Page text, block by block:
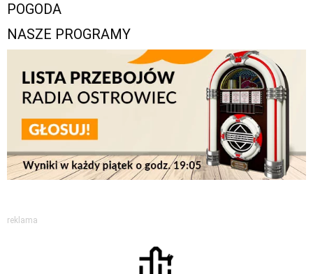
POGODA
NASZE PROGRAMY
reklama